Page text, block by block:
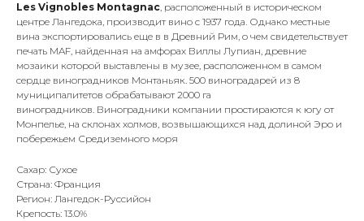
Les Vignobles Montagnac, расположенный в историческом
центре Лангедока, производит вино с 1937 года. Однако местные
вина экспортировались еще в в Древний Рим, о чем свидетельствует
печать MAF, найденная на амфорах Виллы Лупиан, древние
мозаики которой выставлены в музее, расположенном в самом
сердце виноградников Монтаньяк. 500 виноградарей из 8
муниципалитетов обрабатывают 2000 га
виноградников. Виноградники компании простираются к югу от
Монпелье, на склонах холмов, возвышающихся над долиной Эро и
побережьем Средиземного моря
Сахар: Сухое
Страна: Франция
Регион: Лангедок-Руссийон
Крепость: 13.0%